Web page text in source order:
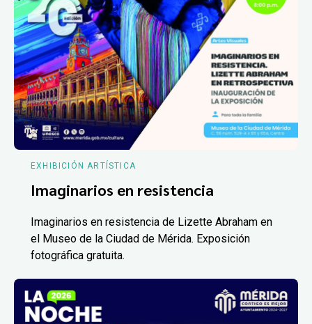
EXHIBICIÓN ARTÍSTICA
Imaginarios en resistencia
Imaginarios en resistencia de Lizette Abraham en
el Museo de la Ciudad de Mérida. Exposición
fotográfica gratuita.